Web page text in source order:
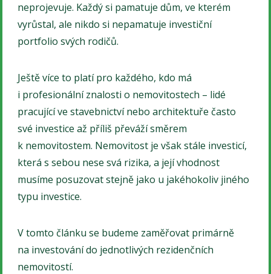
neprojevuje. Každý si pamatuje dům, ve kterém
vyrůstal, ale nikdo si nepamatuje investiční
portfolio svých rodičů.
Ještě více to platí pro každého, kdo má
i profesionální znalosti o nemovitostech – lidé
pracující ve stavebnictví nebo architektuře často
své investice až příliš převáží směrem
k nemovitostem. Nemovitost je však stále investicí,
která s sebou nese svá rizika, a její vhodnost
musíme posuzovat stejně jako u jakéhokoliv jiného
typu investice.
V tomto článku se budeme zaměřovat primárně
na investování do jednotlivých rezidenčních
nemovitostí.